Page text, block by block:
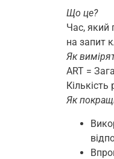
Що це?
Час, який
на запит
Як
ART =
Як